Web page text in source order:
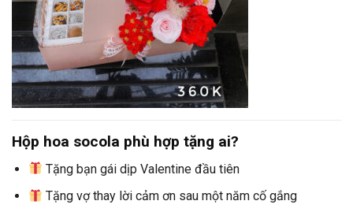
Hộp hoa socola phù hợp tặng ai?
Tặng bạn gái dịp Valentine đầu tiên
Tặng vợ thay lời cảm ơn sau một năm cố gắng